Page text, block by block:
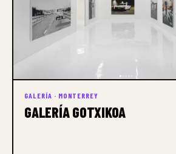
GALERÍA · MONTERREY
GALERÍA GOTXIKOA